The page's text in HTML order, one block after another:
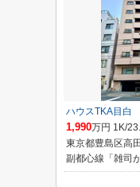
ハウスTKA目白
1,990万円 1K/
東京都豊島区高
副都心線「雑司